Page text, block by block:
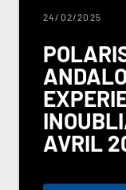
24/02/2025
AVRIL